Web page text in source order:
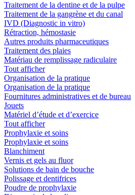
Traitement de la dentine et de la pulpe
Traitement de la gangrène et du canal
IVD (Diagnostic in vitro)
Rétraction, hémostasie
Autres produits pharmaceutiques
Traitement des plaies
Matériau de remplissage radiculaire
Tout afficher
Organisation de la pratique
Organisation de la pratique
Fournitures administratives et de bureau
Jouets
Matériel d’étude et d’exercice
Tout afficher
Prophylaxie et soins
Prophylaxie et soins
Blanchiment
Vernis et gels au fluor
Solutions de bain de bouche
Polissage et dentifrices
Poudre de prophylaxie